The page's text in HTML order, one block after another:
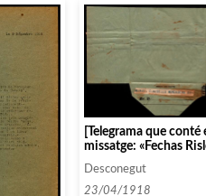
[Telegrama que conté
missatge: «Fechas
aceptacion siendo
antes trece escribame
Desconegut
23/04/1918